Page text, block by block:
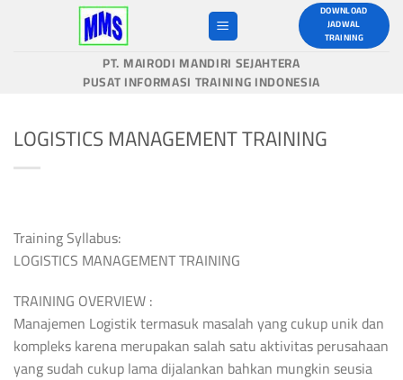
DOWNLOAD
JADWAL
TRAINING
PT. MAIRODI MANDIRI SEJAHTERA
PUSAT INFORMASI TRAINING INDONESIA
LOGISTICS MANAGEMENT TRAINING
Training Syllabus:
LOGISTICS MANAGEMENT TRAINING
TRAINING OVERVIEW :
Manajemen Logistik termasuk masalah yang cukup unik dan
kompleks karena merupakan salah satu aktivitas perusahaan
yang sudah cukup lama dijalankan bahkan mungkin seusia